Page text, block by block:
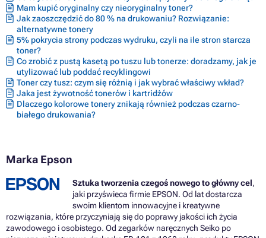
Mam kupić oryginalny czy nieoryginalny toner?
Jak zaoszczędzić do 80 % na drukowaniu? Rozwiązanie:
alternatywne tonery
5% pokrycia strony podczas wydruku, czyli na ile stron starcza
toner?
Co zrobić z pustą kasetą po tuszu lub tonerze: doradzamy, jak je
utylizować lub poddać recyklingowi
Toner czy tusz: czym się różnią i jak wybrać właściwy wkład?
Jaka jest żywotność tonerów i kartridżów
Dlaczego kolorowe tonery znikają również podczas czarno-
białego drukowania?
Marka Epson
Sztuka tworzenia czegoś nowego to główny cel,
jaki przyświeca firmie EPSON. Od lat dostarcza
swoim klientom innowacyjne i kreatywne
rozwiązania, które przyczyniają się do poprawy jakości ich życia
zawodowego i osobistego. Od zegarków naręcznych Seiko po